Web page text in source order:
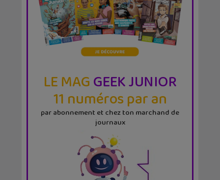
LE MAGGEEK JUNIOR
11 numéros par an
par abonnement et chez ton marchand de
journaux